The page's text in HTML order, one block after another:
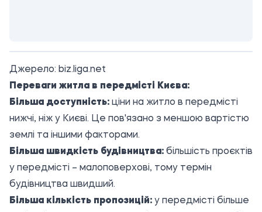
Джерело: biz.liga.net
Переваги житла в передмісті Києва:
Більша доступність: ціни на житло в передмісті
нижчі, ніж у Києві. Це пов'язано з меншою вартістю
землі та іншими факторами.
Більша швидкість будівництва: більшість проєктів
у передмісті – малоповерхові, тому термін
будівництва швидший.
Більша кількість пропозицій: у передмісті більше